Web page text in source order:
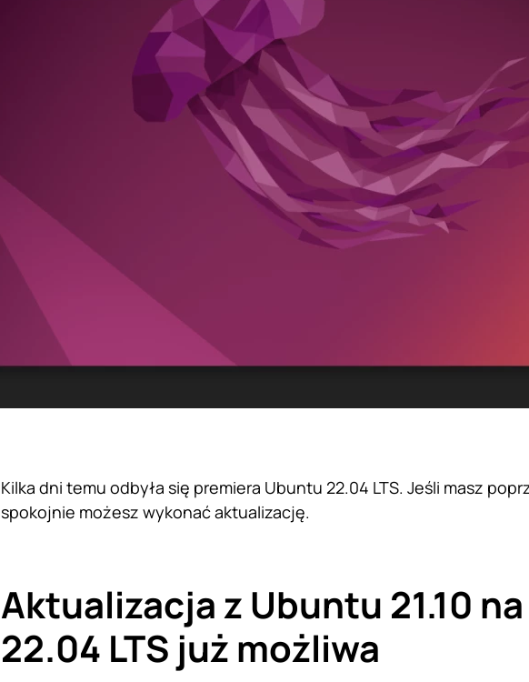
Kilka dni temu odbyła się premiera Ubuntu 22.04 LTS. Jeśli masz
spokojnie możesz wykonać aktualizację.
Aktualizacja z Ubuntu 21.10
22.04 LTS już możliwa